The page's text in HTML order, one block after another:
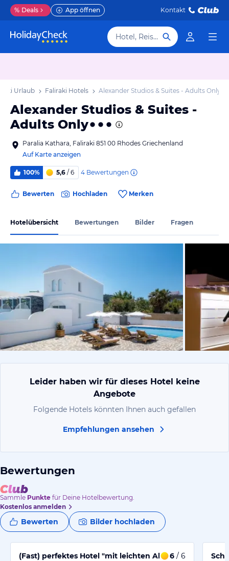
% Deals App öffnen Kontakt
Hotel, Reiseziel
Urlaub Faliraki Hotels Alexander Studios & Suites - Adults Only
Alexander Studios & Suites -
Adults Only
Paralia Kathara, Faliraki 851 00 Rhodes Griechenland
Auf Karte anzeigen
100% 5,6 / 6 4 Bewertungen
Bewerten Hochladen Merken
Hotelübersicht Bewertungen Bilder Fragen
von
Leider haben wir für dieses Hotel keine
Angebote
Folgende Hotels könnten Ihnen auch gefallen
Empfehlungen ansehen
Bewertungen
Sammle Punkte für Deine Hotelbewertung.
Kostenlos anmelden
Bewerten Bilder hochladen
(Fast) perfektes Hotel "mit leichten Abzügen in der B-
6 / 6